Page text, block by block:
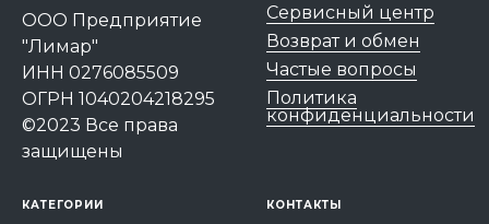
ООО Предприятие
"Лимар"
ИНН 0276085509
ОГРН 1040204218295
©2023 Все права
защищены
Сервисный центр
Возврат и обмен
Частые вопросы
Политика
конфиденциальности
КАТЕГОРИИ КОНТАКТЫ